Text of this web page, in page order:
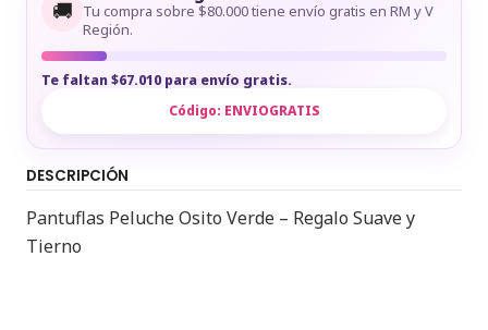
🚚
Tu compra sobre $80.000 tiene envío gratis en RM y V
Región.
Te faltan $67.010 para envío gratis.
Código: ENVIOGRATIS
DESCRIPCIÓN
Pantuflas Peluche Osito Verde – Regalo Suave y
Tierno